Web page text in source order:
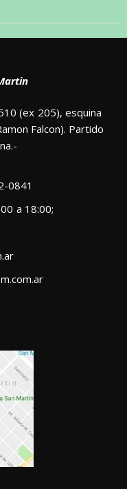
(ex 205), esquina
Falcon). Partido
0841
a 18:00;